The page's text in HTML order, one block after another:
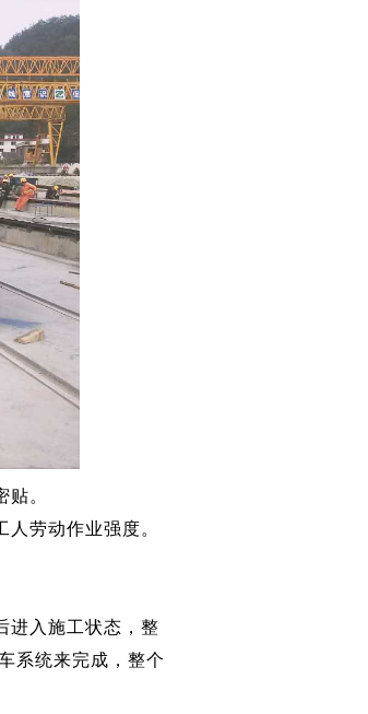
。
劳动作业强度。
进入施工状态，整
系统来完成，整个